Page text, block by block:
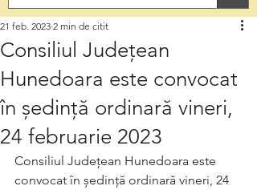
Consiliul Județean
Hunedoara este convocat
în ședință ordinară vineri,
24 februarie 2023
21 feb. 2023 2 min de citit
Consiliul Județean Hunedoara este
convocat în ședință ordinară vineri, 24